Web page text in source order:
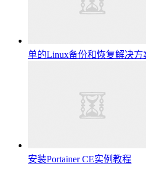
单的Linux备份和恢复解决方
安装Portainer CE实例教程